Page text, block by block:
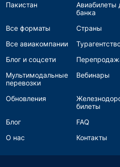
Пакистан
Авиабилеты
банка
Все форматы Страны
Все авиакомпании
Блог и соцсети
Мультимодальные
перевозки
Вебинары
Обновления
билеты
Блог FAQ
О нас
Контакты